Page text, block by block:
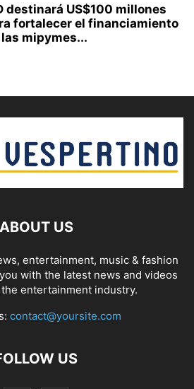
destinará US$100 millones
fortalecer el financiamiento
mipymes...
ABOUT US
entertainment, music & fashion
with the latest news and videos
entertainment industry.
contact@yoursite.com
US